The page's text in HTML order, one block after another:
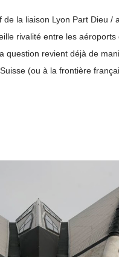
la liaison Lyon Part Dieu /
rivalité entre les
question revient déjà de
(ou à la frontière
Sur internet, le site
/ retour. Pas vraiment de